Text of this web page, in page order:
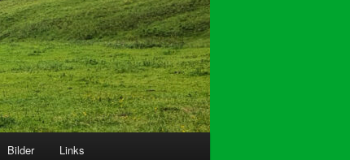
Bilder Links